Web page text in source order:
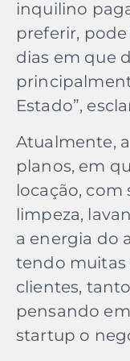
inquilino
preferir,
dias em que
Estado”,
Atualmente,
planos, em
locação, com
limpeza,
a energia do
tendo muitas
clientes,
pensando
startup o